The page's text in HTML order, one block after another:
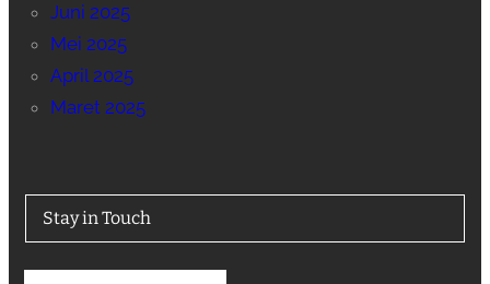
Juni 2025
Mei 2025
April 2025
Maret 2025
Stay in Touch